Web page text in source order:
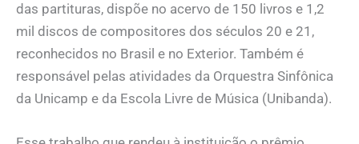
das partituras, dispõe no acervo de 150 livros e 1,2
mil discos de compositores dos séculos 20 e 21,
reconhecidos no Brasil e no Exterior. Também é
responsável pelas atividades da Orquestra Sinfônica
da Unicamp e da Escola Livre de Música (Unibanda).